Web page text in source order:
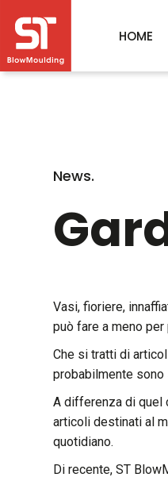
HOME
News.
Vasi, fioriere,
può fare a meno
Che si tratti di
probabilmente sono
A differenza di quel
articoli destinati al
quotidiano.
Di recente, ST